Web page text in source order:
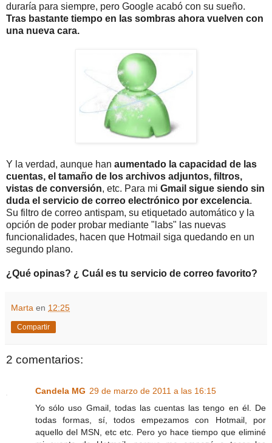
duraría para siempre, pero Google acabó con su sueño.
Tras bastante tiempo en las sombras ahora vuelven con
una nueva cara.
Y la verdad, aunque han aumentado la capacidad de las
cuentas, el tamaño de los archivos adjuntos, filtros,
vistas de conversión, etc. Para mi Gmail sigue siendo sin
duda el servicio de correo electrónico por excelencia.
Su filtro de correo antispam, su etiquetado automático y la
opción de poder probar mediante "labs" las nuevas
funcionalidades, hacen que Hotmail siga quedando en un
segundo plano.
¿Qué opinas? ¿ Cuál es tu servicio de correo favorito?
Marta en 12:25
Compartir
2 comentarios:
Candela MG 29 de marzo de 2011 a las 16:15
Yo sólo uso Gmail, todas las cuentas las tengo en él. De
todas formas, sí, todos empezamos con Hotmail, por
aquello del MSN, etc etc. Pero yo hace tiempo que eliminé